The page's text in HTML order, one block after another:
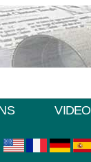
VIDEO